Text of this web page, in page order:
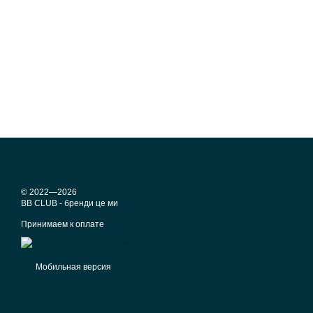
© 2022—2026
BB CLUB - бренди це ми
Принимаем к оплате
Мобильная версия